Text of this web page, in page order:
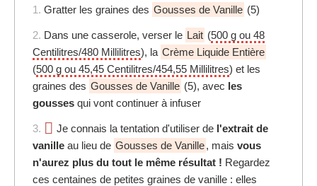
1. Gratter les graines des Gousses de Vanille (5)
2. Dans une casserole, verser le Lait (500 g ou 48
Centilitres/480 Millilitres), la Crème Liquide Entière
(500 g ou 45,45 Centilitres/454,55 Millilitres) et les
graines des Gousses de Vanille (5), avec les
gousses qui vont continuer à infuser
3. Je connais la tentation d'utiliser de l'extrait de
vanille au lieu de Gousses de Vanille, mais vous
n'aurez plus du tout le même résultat ! Regardez
ces centaines de petites graines de vanille : elles